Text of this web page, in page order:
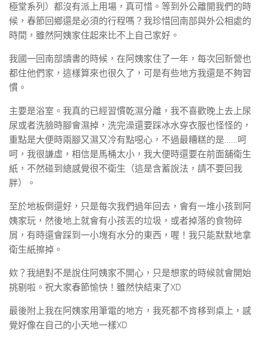
極堂系列）都沒有派上用場，真可惜。等到外公離開我們的時
候，春節回鄉還是必須的行程嗎？我珍惜回南部與外公相處的
時間，雖然阿姨家住起來比不上自己家好。
我國一回南部讀書的時候，在阿姨家住了一年，每次回新營也
都住他們家，這樣算來也很久了，可是有些地方我還是不夠習
慣。
主要是浴室。我真的已經習慣乾濕分離，我不喜歡晚上去上尿
尿或者洗臉時腳會濕掉，洗完澡還要踩冰水穿衣服也怪怪的，
重點是大便時兩腳又濕又冷有點噁心，不過最糟糕的是……呵
呵，我很謙虛，相信是馬桶太小，我大便時還要在前面舖衛生
紙，不然碰到總感覺很不衛生（這是含蓄說法，請不要回我
胖）。
至於地板倒還好，只是每次我們過年回去，會有一堆小孩到阿
姨家玩，然後地上就會有小孩丟的垃圾，或者掉落的食物碎
屑，有時還會踩到一小塊有水分的東西，喔！我只能默默地拿
衛生紙擦掉。
欸？我絕對不是說住阿姨家不開心，只是想家的時候就會開始
挑剔啦。祝大家春節愉快！雖然快結束了XD
最後附上我在阿姨家用筆電的地方，我死都不肯移到桌上，感
覺好像在自己的小天地一樣XD